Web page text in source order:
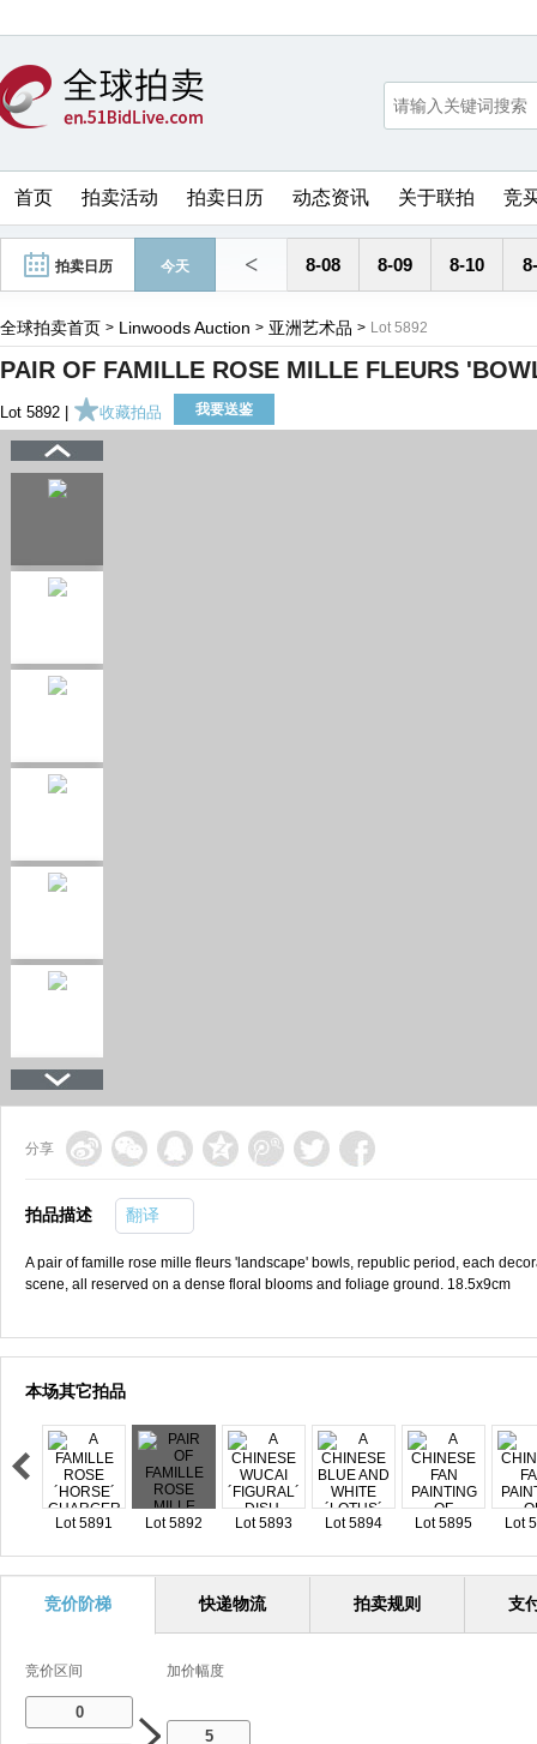
首页 拍卖活动 拍卖日历 动态资讯 关于联拍 竞
拍卖日历 今天 < 8-08 8-09 8-10
全球拍卖首页 > Linwoods Auction > 亚洲艺术品 > Lot 5892
PAIR OF FAMILLE ROSE MILLE FLEURS
Lot 5892 | 收藏拍品 我要送鉴
分享
拍品描述 翻译
A pair of famille rose mille fleurs 'landscape' bowls, republic period, each
scene, all reserved on a dense floral blooms and foliage ground. 18.5x9cm
本场其它拍品
Lot 5891 Lot 5892 Lot 5893 Lot 5894 Lot 5895 Lot
竞价阶梯 快递物流 拍卖规则 支
竞价区间 加价幅度
0
5